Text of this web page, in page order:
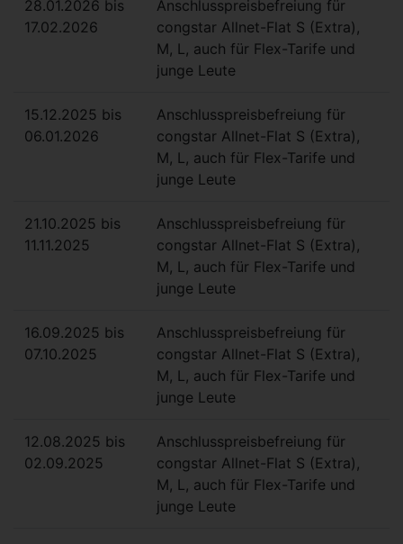
28.01.2026 bis
17.02.2026
Anschlusspreisbefreiung für
congstar Allnet-Flat S (Extra),
M, L, auch für Flex-Tarife und
junge Leute
15.12.2025 bis
06.01.2026
Anschlusspreisbefreiung für
congstar Allnet-Flat S (Extra),
M, L, auch für Flex-Tarife und
junge Leute
21.10.2025 bis
11.11.2025
Anschlusspreisbefreiung für
congstar Allnet-Flat S (Extra),
M, L, auch für Flex-Tarife und
junge Leute
16.09.2025 bis
07.10.2025
Anschlusspreisbefreiung für
congstar Allnet-Flat S (Extra),
M, L, auch für Flex-Tarife und
junge Leute
12.08.2025 bis
02.09.2025
Anschlusspreisbefreiung für
congstar Allnet-Flat S (Extra),
M, L, auch für Flex-Tarife und
junge Leute